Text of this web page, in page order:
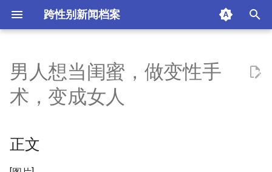
跨性别新闻档案
n
t
a
正文
进了女儿国的乌克兰
男人想当闺蜜，做变性手
术，变成女人
正文